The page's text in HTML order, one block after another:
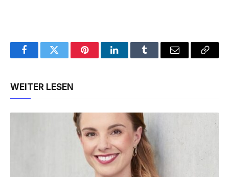
FacebookTwitter PinterestLinkedInTumblr Email
Copy
WEITER LESEN